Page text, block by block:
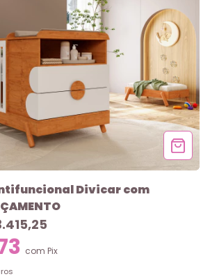
Divicar com
com Pix